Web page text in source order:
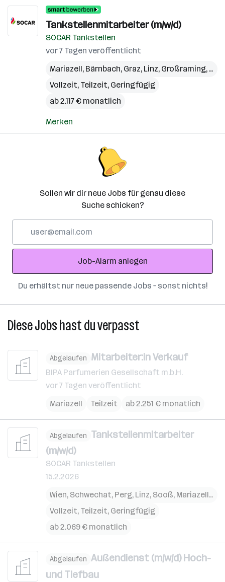
Tankstellenmitarbeiter (m/w/d)
SOCAR Tankstellen
vor 7 Tagen veröffentlicht
Mariazell, Bärnbach, Graz, Linz, Großraming,
Vollzeit, Teilzeit, Geringfügig
ab 2.117 € monatlich
Merken
Sollen wir dir neue Jobs für genau diese
Suche schicken?
Adresse
Job-Alarm anlegen
Du erhältst nur neue passende Jobs – sonst nichts!
Diese Jobs hast du verpasst
Abgelaufen Mitarbeiter:in Verkauf
BIPA Parfumerien Gesellschaft m.b.H.
vor 7 Tagen veröffentlicht
Mariazell
Teilzeit ab 2.251 € monatlich
Abgelaufen Tankstellenmitarbeiter
(m/w/d)
SOCAR Tankstellen
15.2.2026
Wien, Schwechat, Perg, Linz, Sooß, Mariazell,
Vollzeit, Teilzeit, Geringfügig
ab 2.069 € monatlich
Abgelaufen Außendienst (m/w/d) Hoch-
und Tiefbau